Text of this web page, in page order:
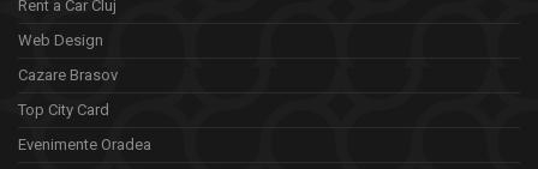
Rent a Car Cluj
Web Design
Cazare Brasov
Top City Card
Evenimente Oradea